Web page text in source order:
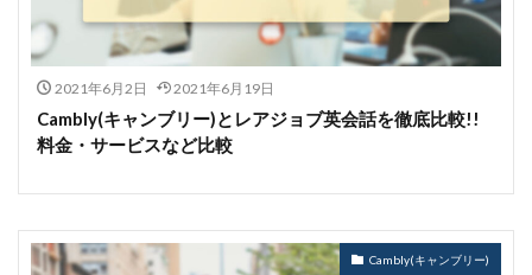
2021年6月2日 2021年6月19日
Cambly(キャンブリー)とレアジョブ英会話を徹底比較!!
料金・サービスなど比較
Cambly(キャンブリー)